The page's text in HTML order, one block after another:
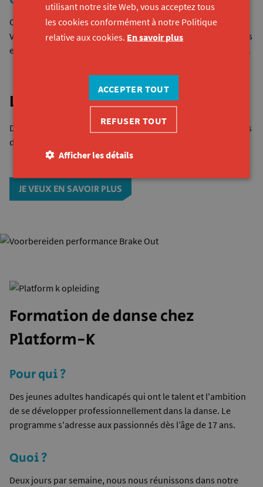
Chez Brake-Out, nous nous réunissons 2 jours par semaine.
Vous pouvez rejoindre notre groupes à Gand, Louvain, Anvers
et Bruges. Nous organisons également des groupes à Hasselt.
Lisez plus sur Brake-Out
Découvrez ce que vous pouvez faire au cours des trois années
de la formation. Demandez un entretien exploratoire.
JE VEUX EN SAVOIR PLUS
Formation de danse chez
Platform-K
Pour qui ?
Des jeunes adultes handicapés qui ont le talent et l'ambition
de se développer professionnellement dans la danse. Le
programme s'adresse aux passionnés dès l’âge de 17 ans.
Quoi ?
Deux jours par semaine, nous nous réunissons dans notre
utilisant notre site Web, vous acceptez tous
les cookies conformément à notre Politique
relative aux cookies. En savoir plus
ACCEPTER TOUT
REFUSER TOUT
Afficher les détails